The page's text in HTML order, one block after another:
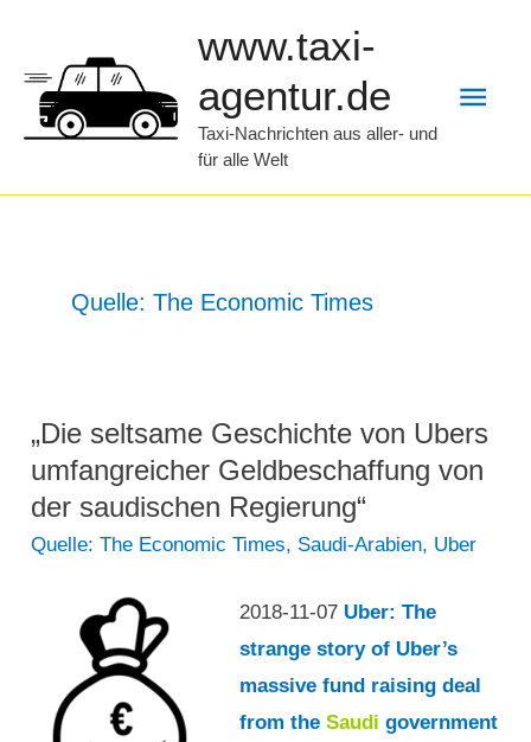
springen
www.taxi-
agentur.de
Taxi-Nachrichten aus aller- und
für alle Welt
Quelle: The Economic Times
„Die seltsame Geschichte von Ubers
umfangreicher Geldbeschaffung von
der saudischen Regierung“
Quelle: The Economic Times, Saudi-Arabien, Uber
2018-11-07 Uber: The
strange story of Uber’s
massive fund raising deal
from the Saudi government